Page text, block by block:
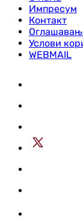
Импресум
Контакт
Услови
WEBMAIL